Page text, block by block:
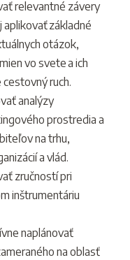
relevantné závery
základné
otázok,
vo svete a ich
ruch.
analýzy
prostredia a
na trhu,
a vlád.
zručností pri
inštrumentáriu
naplánovať
na oblasť